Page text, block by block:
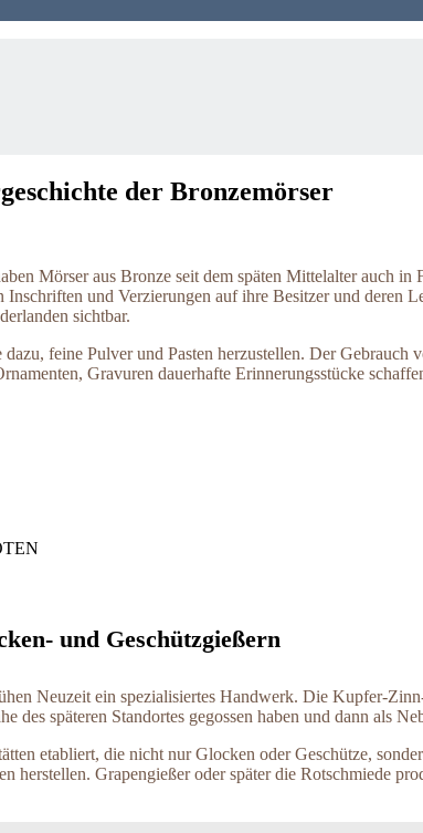
der Bronzemörser
Mörser aus Bronze seit dem späten Mittelalter auch
und Verzierungen auf ihre Besitzer und
sichtbar.
feine Pulver und Pasten herzustellen. Der
Gravuren dauerhafte Erinnerungsstücke
und Geschützgießern
Neuzeit ein spezialisiertes Handwerk. Die Kupfer-
des späteren Standortes gegossen haben und dann als
etabliert, die nicht nur Glocken oder Geschütze,
herstellen. Grapengießer oder später die Rotschmiede